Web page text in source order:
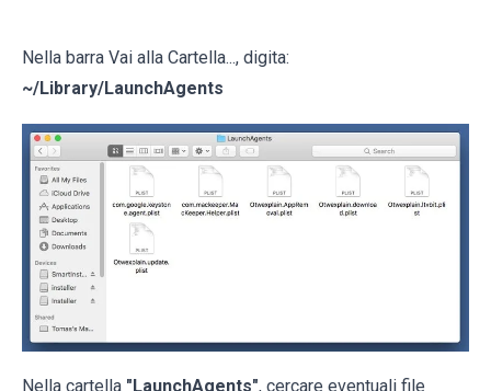
Nella barra Vai alla Cartella..., digita:
~/Library/LaunchAgents
Nella cartella "LaunchAgents", cercare eventuali file